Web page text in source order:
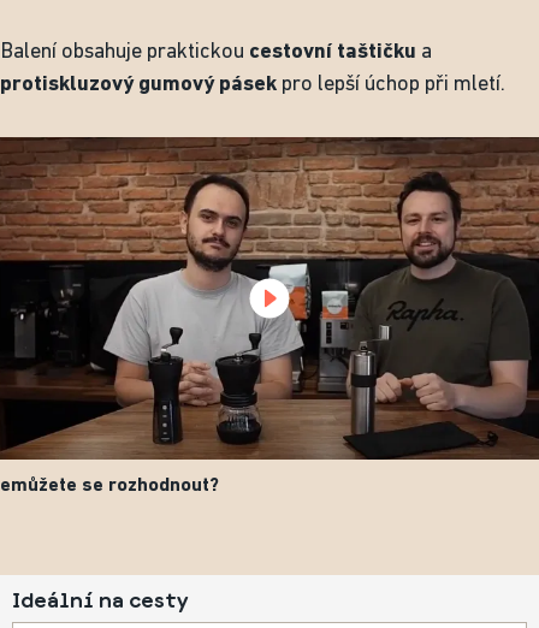
Balení obsahuje praktickou cestovní taštičku a
protiskluzový gumový pásek pro lepší úchop při mletí.
se rozhodnout?
Ideální na cesty